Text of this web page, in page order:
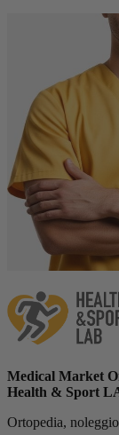
Medical Market
Health & Sport
Ortopedia,